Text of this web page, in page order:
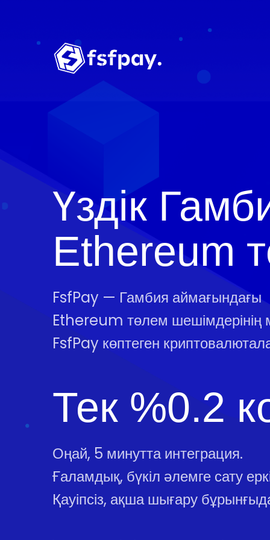
Үздік
Ethereum
FsfPay — Гамбия аймағындағы
Ethereum төлем шешімдерінің
FsfPay көптеген
Тек %0.2
Оңай, 5 минутта интеграция.
Ғаламдық, бүкіл әлемге сату
Қауіпсіз, ақша шығару